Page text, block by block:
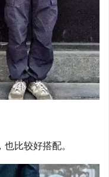
比较好搭配。